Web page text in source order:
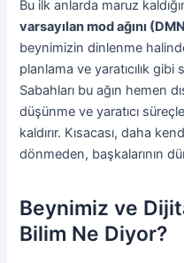
Bu ilk anlarda maruz
varsayılan mod ağını
beynimizin dinlenme
planlama ve yaratıcılık gibi
Sabahları bu ağın hemen
düşünme ve yaratıcı
kaldırır. Kısacası, daha
dönmeden, başkalarının
Beynimiz ve
Bilim Ne Diyor?